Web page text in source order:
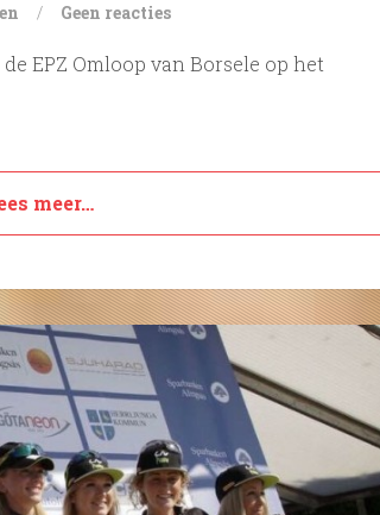
/ Geen reacties
EPZ Omloop van Borsele op het
meer…